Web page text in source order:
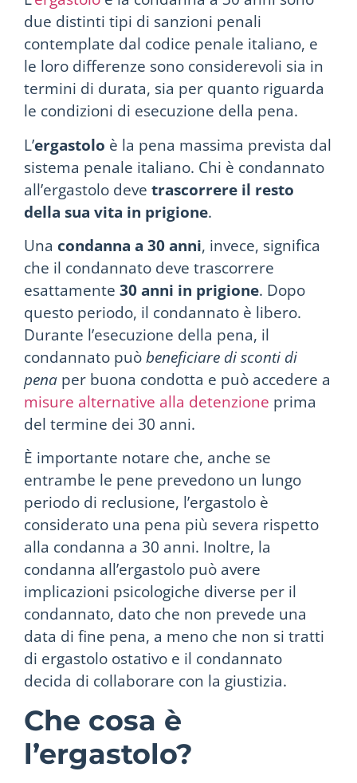
due distinti tipi di sanzioni penali
contemplate dal codice penale italiano, e
le loro differenze sono considerevoli sia in
termini di durata, sia per quanto riguarda
le condizioni di esecuzione della pena.
L’ergastolo è la pena massima prevista dal
sistema penale italiano. Chi è condannato
all’ergastolo deve trascorrere il resto
della sua vita in prigione.
Una condanna a 30 anni, invece, significa
che il condannato deve trascorrere
esattamente 30 anni in prigione. Dopo
questo periodo, il condannato è libero.
Durante l’esecuzione della pena, il
condannato puòbeneficiare di sconti di
pena per buona condotta e può accedere a
misure alternative alla detenzione prima
del termine dei 30 anni.
È importante notare che, anche se
entrambe le pene prevedono un lungo
periodo di reclusione, l’ergastolo è
considerato una pena più severa rispetto
alla condanna a 30 anni. Inoltre, la
condanna all’ergastolo può avere
implicazioni psicologiche diverse per il
condannato, dato che non prevede una
data di fine pena, a meno che non si tratti
di ergastolo ostativo e il condannato
decida di collaborare con la giustizia.
Che cosa è
l’ergastolo?